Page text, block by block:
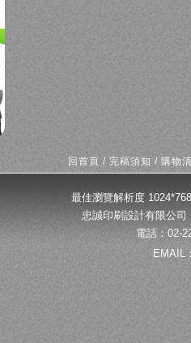
回首頁 /完稿須知 /購物
最佳瀏覽解析度
忠誠印刷設計有限公
電話：02-
EMAIL